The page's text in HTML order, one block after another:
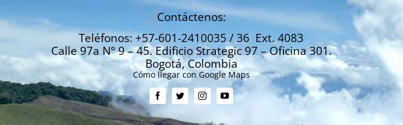
Contáctenos:
Teléfonos: +57-601-2410035 / 36 Ext. 4083
Calle 97a N° 9 – 45. Edificio Strategic 97 – Oficina 301.
Bogotá, Colombia
Cómo llegar con Google Maps